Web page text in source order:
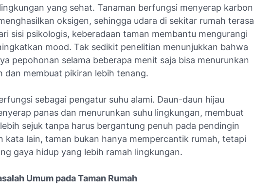
yang sehat. Tanaman berfungsi menyerap karbon
oksigen, sehingga udara di sekitar rumah terasa
sisi psikologis, keberadaan taman membantu mengurangi
mood. Tak sedikit penelitian menunjukkan bahwa
pepohonan selama beberapa menit saja bisa menurunkan
dan membuat pikiran lebih tenang.
sebagai pengatur suhu alami. Daun-daun hijau
panas dan menurunkan suhu lingkungan, membuat
sejuk tanpa harus bergantung penuh pada pendingin
kata lain, taman bukan hanya mempercantik rumah, tetapi
gaya hidup yang lebih ramah lingkungan.
Umum pada Taman Rumah